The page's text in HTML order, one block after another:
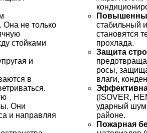
не только
стойками
и
в
Они
и направляя
стабильный
становятся
прохлада.
Защита
росы,
влаги,
(ISOVER,
ударный
районе.
Пожарная